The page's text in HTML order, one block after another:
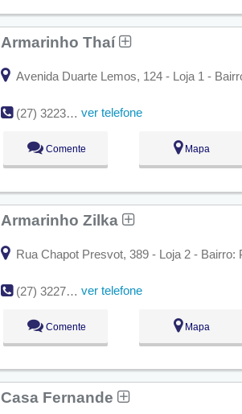
Armarinho Thaí
Avenida Duarte Lemos, 124 - Loja 1 -
(27) 3223-6937 ver telefone
Comente Mapa
Armarinho Zilka
Rua Chapot Presvot, 389 - Loja 2 -
(27) 3227-6793 ver telefone
Comente Mapa
Casa Fernande